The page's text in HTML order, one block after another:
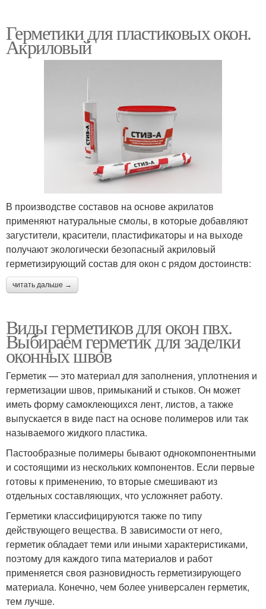
Герметики для пластиковых окон.
Акриловый
В производстве составов на основе акрилатов
применяют натуральные смолы, в которые добавляют
загустители, красители, пластификаторы и на выходе
получают экологически безопасный акриловый
герметизирующий состав для окон с рядом достоинств:
читать дальше →
Виды герметиков для окон пвх.
Выбираем герметик для заделки
оконных швов
Герметик — это материал для заполнения, уплотнения и
герметизации швов, примыканий и стыков. Он может
иметь форму самоклеющихся лент, листов, а также
выпускается в виде паст на основе полимеров или так
называемого жидкого пластика.
Пастообразные полимеры бывают однокомпонентными
и состоящими из нескольких компонентов. Если первые
готовы к применению, то вторые смешивают из
отдельных составляющих, что усложняет работу.
Герметики классифицируются также по типу
действующего вещества. В зависимости от него,
герметик обладает теми или иными характеристиками,
поэтому для каждого типа материалов и работ
применяется своя разновидность герметизирующего
материала. Конечно, чем более универсален герметик,
тем лучше.